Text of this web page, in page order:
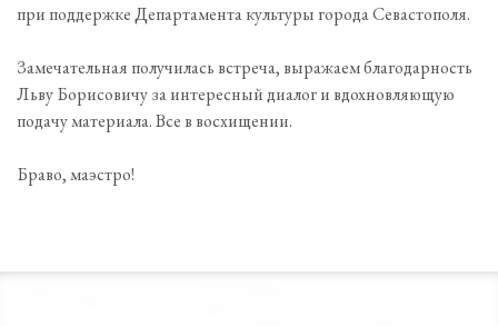
при поддержке Департамента культуры города Севастополя.
Замечательная получилась встреча, выражаем благодарность
Льву Борисовичу за интересный диалог и вдохновляющую
подачу материала. Все в восхищении.
Браво, маэстро!